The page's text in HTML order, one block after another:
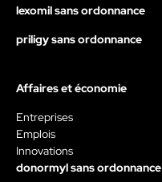
lexomil sans ordonnance
priligy sans ordonnance
Affaires et économie
Entreprises
Emplois
Innovations
donormyl sans ordonnance